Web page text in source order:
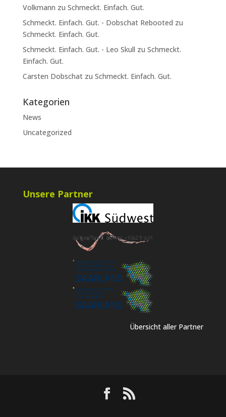
Volkmann zu Schmeckt. Einfach. Gut.
Schmeckt. Einfach. Gut. - Dobschat Rebooted zu
Schmeckt. Einfach. Gut.
Schmeckt. Einfach. Gut. - Leo Skull zu Schmeckt.
Einfach. Gut.
Carsten Dobschatzu Schmeckt. Einfach. Gut.
Kategorien
News
Uncategorized
Unsere Partner
Übersicht aller Partner